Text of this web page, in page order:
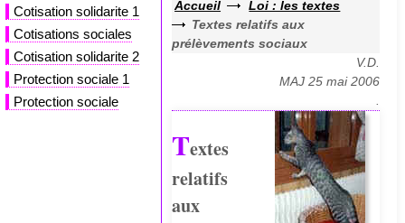
Cotisation solidarite 1
Cotisations sociales
Cotisation solidarite 2
Protection sociale 1
Protection sociale
Accueil
Loi : les textes
Textes relatifs aux
prélèvements sociaux
V.D.
MAJ 25 mai 2006
Textes
relatifs
aux